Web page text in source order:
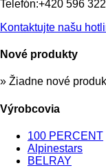
Telefón:+420 596
Kontaktujte našu
Nové produkty
» Žiadne nové
Výrobcovia
100 PERCENT
Alpinestars
BELRAY